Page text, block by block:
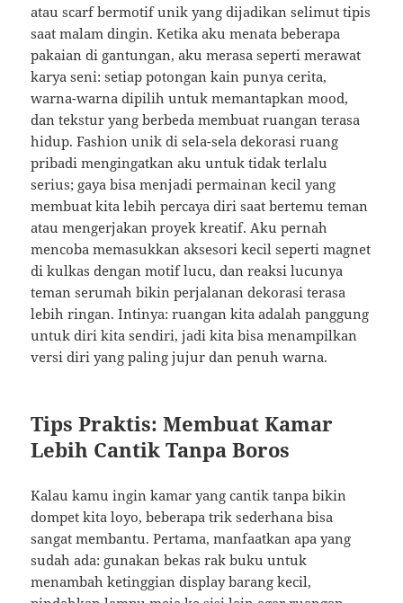
atau scarf bermotif unik yang dijadikan selimut tipis
saat malam dingin. Ketika aku menata beberapa
pakaian di gantungan, aku merasa seperti merawat
karya seni: setiap potongan kain punya cerita,
warna-warna dipilih untuk memantapkan mood,
dan tekstur yang berbeda membuat ruangan terasa
hidup. Fashion unik di sela-sela dekorasi ruang
pribadi mengingatkan aku untuk tidak terlalu
serius; gaya bisa menjadi permainan kecil yang
membuat kita lebih percaya diri saat bertemu teman
atau mengerjakan proyek kreatif. Aku pernah
mencoba memasukkan aksesori kecil seperti magnet
di kulkas dengan motif lucu, dan reaksi lucunya
teman serumah bikin perjalanan dekorasi terasa
lebih ringan. Intinya: ruangan kita adalah panggung
untuk diri kita sendiri, jadi kita bisa menampilkan
versi diri yang paling jujur dan penuh warna.
Tips Praktis: Membuat Kamar
Lebih Cantik Tanpa Boros
Kalau kamu ingin kamar yang cantik tanpa bikin
dompet kita loyo, beberapa trik sederhana bisa
sangat membantu. Pertama, manfaatkan apa yang
sudah ada: gunakan bekas rak buku untuk
menambah ketinggian display barang kecil,